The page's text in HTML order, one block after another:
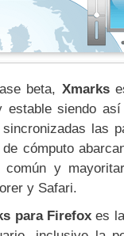
beta, Xmarks
estable siendo
las
cómputo
y
y Safari.
para Firefoxes la